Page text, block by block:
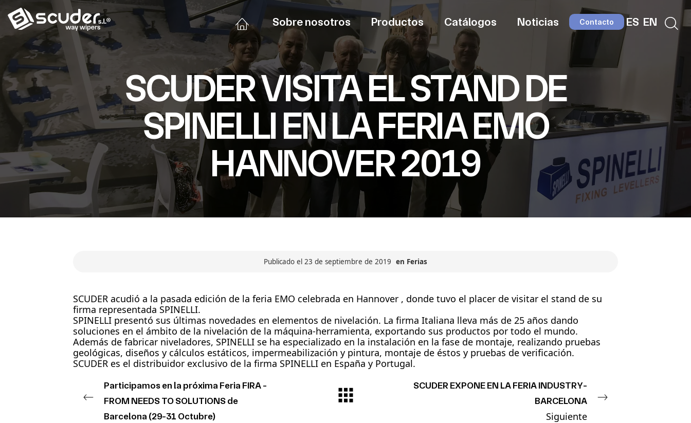
Sobre nosotros Productos Catálogos Noticias Contacto ES EN
SCUDER VISITA EL STAND DE
SPINELLI EN LA FERIA EMO
HANNOVER 2019
Publicado el 23 de septiembre de 2019 en Ferias
SCUDER acudió a la pasada edición de la feria EMO celebrada en Hannover , donde tuvo el placer de visitar el stand de su
firma representada SPINELLI.
SPINELLI presentó sus últimas novedades en elementos de nivelación. La firma Italiana lleva más de 25 años dando
soluciones en el ámbito de la nivelación de la máquina-herramienta, exportando sus productos por todo el mundo.
Además de fabricar niveladores, SPINELLI se ha especializado en la instalación en la fase de montaje, realizando pruebas
geológicas, diseños y cálculos estáticos, impermeabilización y pintura, montaje de éstos y pruebas de verificación.
SCUDER es el distribuidor exclusivo de la firma SPINELLI en España y Portugal.
Participamos en la próxima Feria FIRA -
FROM NEEDS TO SOLUTIONS de
Barcelona (29-31 Octubre)
SCUDER EXPONE EN LA FERIA INDUSTRY-
BARCELONA
Siguiente